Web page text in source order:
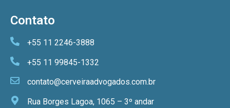
Contato
+55 11 2246-3888
+55 11 99845-1332
contato@cerveiraadvogados.com.br
Rua Borges Lagoa, 1065 – 3º andar